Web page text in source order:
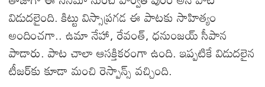
విడుదలైంది. కిట్టు విస్సాప్రగడ ఈ పాటకు సాహిత్యం
అందించగా.. ఉమా నేహా, రేవంత్, ధనుంజయ్ సీపాన
పాడారు. పాట చాలా ఆసక్తికరంగా ఉంది. ఇప్పటికే విడుదలైన
టీజర్‌కు కూడా మంచి రెస్పాన్స్ వచ్చింది.